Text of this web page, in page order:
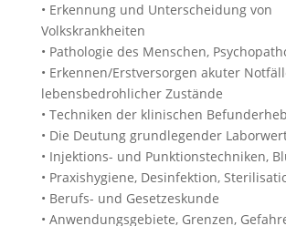
• Erkennung und Unterscheidung von
Volkskrankheiten
• Pathologie des Menschen,
• Erkennen/Erstversorgen akuter
lebensbedrohlicher Zustände
• Techniken der klinischen
• Die Deutung grundlegender
• Injektions- und Punktionstechniken,
• Praxishygiene, Desinfektion,
• Berufs- und Gesetzeskunde
• Anwendungsgebiete, Grenzen,